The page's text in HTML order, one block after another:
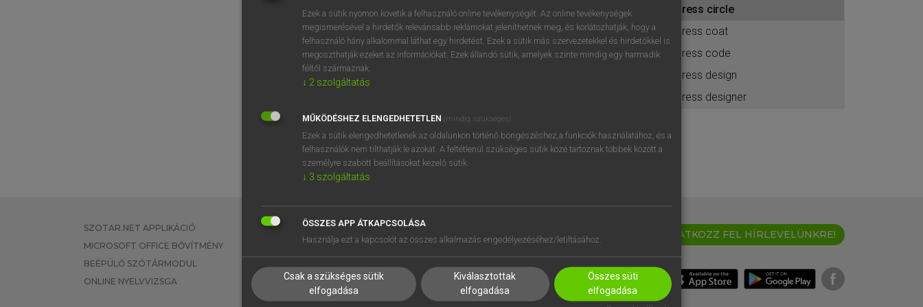
BELÉPÉS
próbaverziójának elindításához
regisztrálok ésbelépek.
REGISZTRÁCIÓ
dress circle
dress coat
dress code
dress design
dress designer
SZOTAR.NET APPLIKÁCIÓ
MICROSOFT OFFICE BŐVÍTMÉNY
BEÉPÜLŐ SZÓTÁRMODUL
ONLINE NYELVVIZSGA
EGYÉNI FELHASZNÁLÓKNAK
TANULÓKNAK
VÁLLALATI MEGOLDÁSOK
SÚGÓ
RÓLUNK
SÜTI BEÁLLÍTÁSOK
IRATKOZZ FEL HÍRLEVELÜNKRE!
Ezek a sütik nyomon követik a felhasználó online tevékenységét. Az online tevékenységek
megismerésével a hirdetők relevánsabb reklámokat jeleníthetnek meg, és korlátozhatják, hogy a
felhasználó hány alkalommal láthat egy hirdetést. Ezek a sütik más szervezetekkel és hirdetőkkel is
megoszthatják ezeket az információkat. Ezek állandó sütik, amelyek szinte mindig egy harmadik
féltől származnak.
↓ 2 szolgáltatás
MŰKÖDÉSHEZ ELENGEDHETETLEN (mindig szükséges)
Ezek a sütik elengedhetetlenek az oldalunkon történő böngészéshez,a funkciók használatához, és a
felhasználók nem tilthatják le azokat. A feltétlenül szükséges sütik közé tartoznak többek között a
személyre szabott beállításokat kezelő sütik.
↓ 3 szolgáltatás
ÖSSZES APP ÁTKAPCSOLÁSA
Használja ezt a kapcsolót az összes alkalmazás engedélyezéséhez/letiltásához.
Csak a szükséges sütik
elfogadása
Kiválasztottak
elfogadása
Összes süti
elfogadása